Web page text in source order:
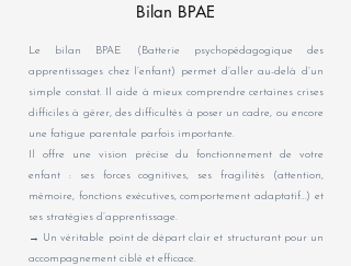
Bilan BPAE
Le bilan BPAE (Batterie psychopédagogique des
apprentissages chez l’enfant) permet d’aller au-delà d’un
simple constat. Il aide à mieux comprendre certaines crises
difficiles à gérer, des difficultés à poser un cadre, ou encore
une fatigue parentale parfois importante.
Il offre une vision précise du fonctionnement de votre
enfant : ses forces cognitives, ses fragilités (attention,
mémoire, fonctions exécutives, comportement adaptatif…) et
ses stratégies d’apprentissage.
→ Un véritable point de départ clair et structurant pour un
accompagnement ciblé et efficace.